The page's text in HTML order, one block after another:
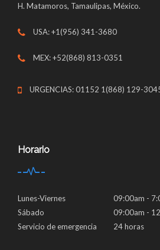
H. Matamoros, Tamaulipas, México.
USA: +1(956) 341-3680
MEX: +52(868) 813-0351
URGENCIAS: 01152 1(868) 129-
Horario
Lunes-Viernes
09:00am -
Sábado
09:00am -
Servicio de emergencia
24 horas